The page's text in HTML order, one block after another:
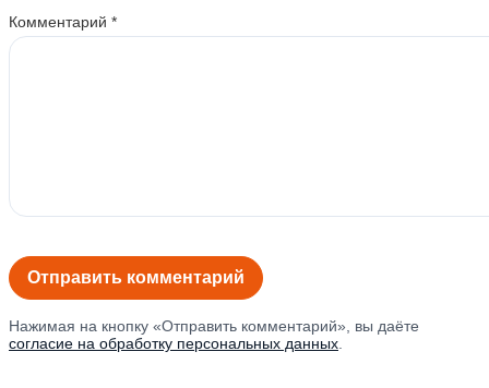
Комментарий *
Нажимая на кнопку «Отправить комментарий», вы даёте
согласие на обработку персональных данных